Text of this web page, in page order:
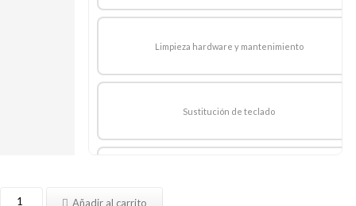
Limpieza hardware y mantenimiento
Sustitución de teclado
Reparar
Añadir al carrito